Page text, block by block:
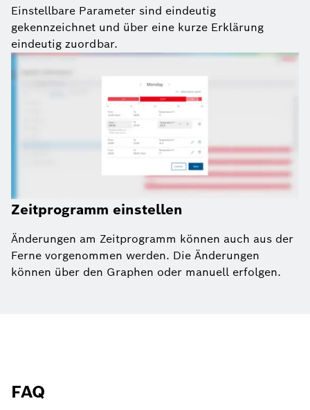
Einstellbare Parameter sind eindeutig
gekennzeichnet und über eine kurze Erklärung
eindeutig zuordbar.
Zeitprogramm einstellen
Änderungen am Zeitprogramm können auch aus der
Ferne vorgenommen werden. Die Änderungen
können über den Graphen oder manuell erfolgen.
FAQ